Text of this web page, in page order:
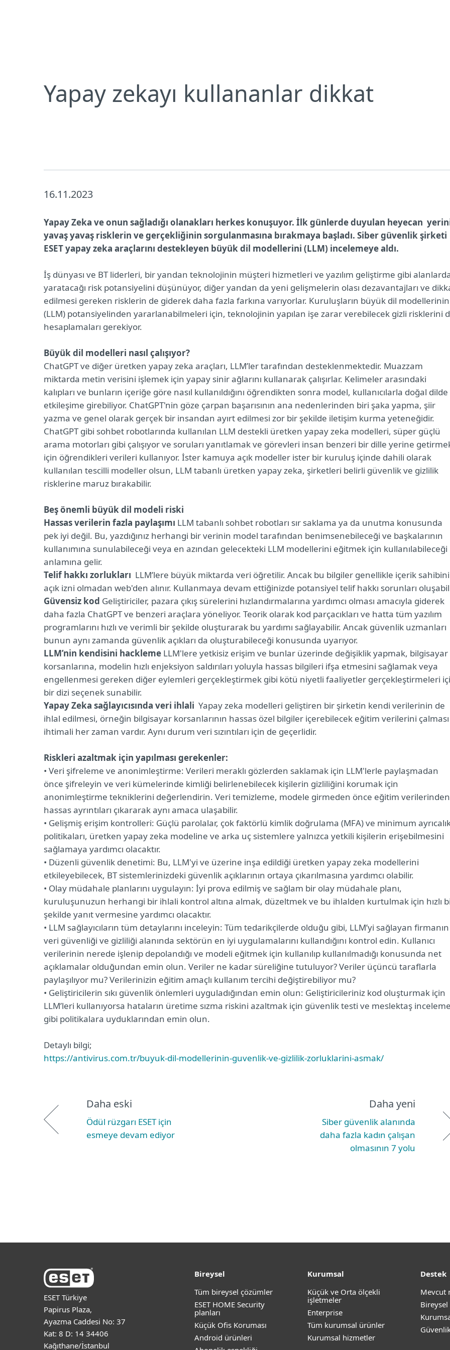
Yapay zekayı kullananlar dikkat
16.11.2023
Yapay Zeka ve onun sağladığı olanakları herkes konuşuyor. İlk günlerde duyulan heyecan
yavaş yavaş risklerin ve gerçekliğinin sorgulanmasına bırakmaya başladı. Siber güvenlik şirketi
ESET yapay zeka araçlarını destekleyen büyük dil modellerini (LLM) incelemeye aldı.
İş dünyası ve BT liderleri, bir yandan teknolojinin müşteri hizmetleri ve yazılım geliştirme gibi
yaratacağı risk potansiyelini düşünüyor, diğer yandan da yeni gelişmelerin olası dezavantajları ve
edilmesi gereken risklerin de giderek daha fazla farkına varıyorlar. Kuruluşların büyük dil modellerinin
(LLM) potansiyelinden yararlanabilmeleri için, teknolojinin yapılan işe zarar verebilecek gizli risklerini
hesaplamaları gerekiyor.
Büyük dil modelleri nasıl çalışıyor?
ChatGPT ve diğer üretken yapay zeka araçları, LLM’ler tarafından desteklenmektedir. Muazzam
miktarda metin verisini işlemek için yapay sinir ağlarını kullanarak çalışırlar. Kelimeler arasındaki
kalıpları ve bunların içeriğe göre nasıl kullanıldığını öğrendikten sonra model, kullanıcılarla doğal dilde
etkileşime girebiliyor. ChatGPT'nin göze çarpan başarısının ana nedenlerinden biri şaka yapma, şiir
yazma ve genel olarak gerçek bir insandan ayırt edilmesi zor bir şekilde iletişim kurma yeteneğidir.
ChatGPT gibi sohbet robotlarında kullanılan LLM destekli üretken yapay zeka modelleri, süper güçlü
arama motorları gibi çalışıyor ve soruları yanıtlamak ve görevleri insan benzeri bir dille yerine
için öğrendikleri verileri kullanıyor. İster kamuya açık modeller ister bir kuruluş içinde dahili olarak
kullanılan tescilli modeller olsun, LLM tabanlı üretken yapay zeka, şirketleri belirli güvenlik ve gizlilik
risklerine maruz bırakabilir.
Beş önemli büyük dil modeli riski
Hassas verilerin fazla paylaşımı LLM tabanlı sohbet robotları sır saklama ya da unutma konusunda
pek iyi değil. Bu, yazdığınız herhangi bir verinin model tarafından benimsenebileceği ve başkalarının
kullanımına sunulabileceği veya en azından gelecekteki LLM modellerini eğitmek için kullanılabileceği
anlamına gelir.
Telif hakkı zorlukları LLM’lere büyük miktarda veri öğretilir. Ancak bu bilgiler genellikle içerik
açık izni olmadan web'den alınır. Kullanmaya devam ettiğinizde potansiyel telif hakkı sorunları
Güvensiz kod Geliştiriciler, pazara çıkış sürelerini hızlandırmalarına yardımcı olması amacıyla giderek
daha fazla ChatGPT ve benzeri araçlara yöneliyor. Teorik olarak kod parçacıkları ve hatta tüm yazılım
programlarını hızlı ve verimli bir şekilde oluşturarak bu yardımı sağlayabilir. Ancak güvenlik uzmanları
bunun aynı zamanda güvenlik açıkları da oluşturabileceği konusunda uyarıyor.
LLM’nin kendisini hackleme LLM'lere yetkisiz erişim ve bunlar üzerinde değişiklik yapmak, bilgisayar
korsanlarına, modelin hızlı enjeksiyon saldırıları yoluyla hassas bilgileri ifşa etmesini sağlamak veya
engellenmesi gereken diğer eylemleri gerçekleştirmek gibi kötü niyetli faaliyetler gerçekleştirmeleri
bir dizi seçenek sunabilir.
Yapay Zeka sağlayıcısında veri ihlali Yapay zeka modelleri geliştiren bir şirketin kendi verilerinin de
ihlal edilmesi, örneğin bilgisayar korsanlarının hassas özel bilgiler içerebilecek eğitim verilerini çalması
ihtimali her zaman vardır. Aynı durum veri sızıntıları için de geçerlidir.
Riskleri azaltmak için yapılması gerekenler:
• Veri şifreleme ve anonimleştirme: Verileri meraklı gözlerden saklamak için LLM'lerle paylaşmadan
önce şifreleyin ve veri kümelerinde kimliği belirlenebilecek kişilerin gizliliğini korumak için
anonimleştirme tekniklerini değerlendirin. Veri temizleme, modele girmeden önce eğitim verilerinden
hassas ayrıntıları çıkararak aynı amaca ulaşabilir.
• Gelişmiş erişim kontrolleri: Güçlü parolalar, çok faktörlü kimlik doğrulama (MFA) ve minimum
politikaları, üretken yapay zeka modeline ve arka uç sistemlere yalnızca yetkili kişilerin erişebilmesini
sağlamaya yardımcı olacaktır.
• Düzenli güvenlik denetimi: Bu, LLM'yi ve üzerine inşa edildiği üretken yapay zeka modellerini
etkileyebilecek, BT sistemlerinizdeki güvenlik açıklarının ortaya çıkarılmasına yardımcı olabilir.
• Olay müdahale planlarını uygulayın: İyi prova edilmiş ve sağlam bir olay müdahale planı,
kuruluşunuzun herhangi bir ihlali kontrol altına almak, düzeltmek ve bu ihlalden kurtulmak için hızlı
şekilde yanıt vermesine yardımcı olacaktır.
• LLM sağlayıcıların tüm detaylarını inceleyin: Tüm tedarikçilerde olduğu gibi, LLM’yi sağlayan firmanın
veri güvenliği ve gizliliği alanında sektörün en iyi uygulamalarını kullandığını kontrol edin. Kullanıcı
verilerinin nerede işlenip depolandığı ve modeli eğitmek için kullanılıp kullanılmadığı konusunda net
açıklamalar olduğundan emin olun. Veriler ne kadar süreliğine tutuluyor? Veriler üçüncü taraflarla
paylaşılıyor mu? Verilerinizin eğitim amaçlı kullanım tercihi değiştirebiliyor mu?
• Geliştiricilerin sıkı güvenlik önlemleri uyguladığından emin olun: Geliştiricileriniz kod oluşturmak için
LLM’leri kullanıyorsa hataların üretime sızma riskini azaltmak için güvenlik testi ve meslektaş
gibi politikalara uyduklarından emin olun.
Detaylı bilgi;
https://antivirus.com.tr/buyuk-dil-modellerinin-guvenlik-ve-gizlilik-zorluklarini-asmak/
Daha eski
Ödül rüzgarı ESET için
esmeye devam ediyor
Daha yeni
Siber güvenlik alanında
daha fazla kadın çalışan
olmasının 7 yolu
ESET Türkiye
Papirus Plaza,
Ayazma Caddesi No: 37
Kat: 8 D: 14 34406
Kağıthane/İstanbul
Bireysel
Tüm bireysel çözümler
ESET HOME Security
planları
Küçük Ofis Koruması
Android ürünleri
Kurumsal
Küçük ve Orta ölçekli
işletmeler
Enterprise
Tüm kurumsal ürünler
Kurumsal hizmetler
Destek
Mevcut